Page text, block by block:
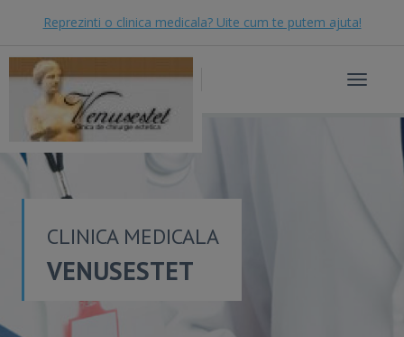
Reprezinti o clinica medicala? Uite cum te putem ajuta!
Toggle
CLINICA MEDICALA
VENUSESTET